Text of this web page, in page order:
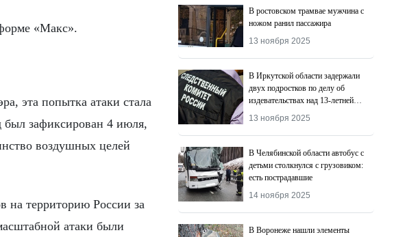
«Макс».
эта попытка атаки стала
был зафиксирован 4 июля,
воздушных целей
на территорию России за
атаки были
В ростовском трамвае мужчина с
ножом ранил пассажира
13 ноября 2025
В Иркутской области задержали
двух подростков по делу об
издевательствах над 13-летней
девочкой
13 ноября 2025
В Челябинской области автобус с
детьми столкнулся с грузовиком:
есть пострадавшие
14 ноября 2025
В Воронеже нашли элементы